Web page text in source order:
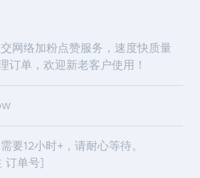
网络加粉点赞服务，速度快质量
订单，欢迎新老客户使用！
要12小时+，请耐心等待。
订单号]